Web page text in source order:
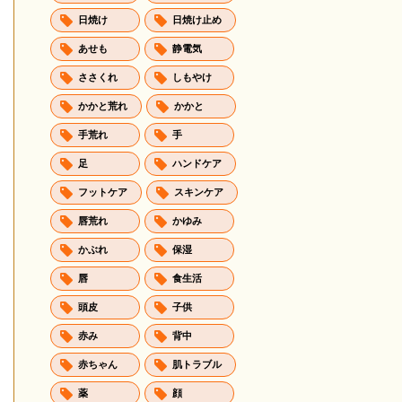
日焼け 日焼け止め
あせも 静電気
ささくれ しもやけ
かかと荒れ かかと
手荒れ 手
足 ハンドケア
フットケア スキンケア
唇荒れ かゆみ
かぶれ 保湿
唇 食生活
頭皮 子供
赤み 背中
赤ちゃん 肌トラブル
薬 顔